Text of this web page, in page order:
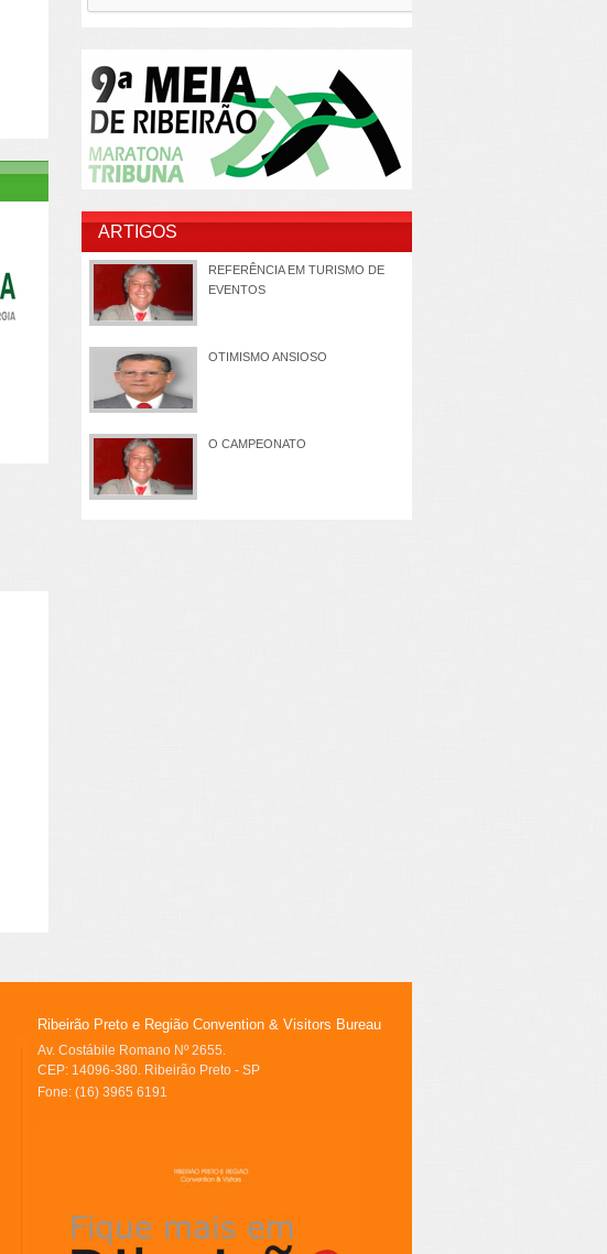
ARTIGOS
REFERÊNCIA EM TURISMO DE
EVENTOS
OTIMISMO ANSIOSO
O CAMPEONATO
Ribeirão Preto e Região Convention & Visitors Bureau
Av. Costábile Romano Nº 2655.
CEP: 14096-380. Ribeirão Preto - SP
Fone: (16) 3965 6191